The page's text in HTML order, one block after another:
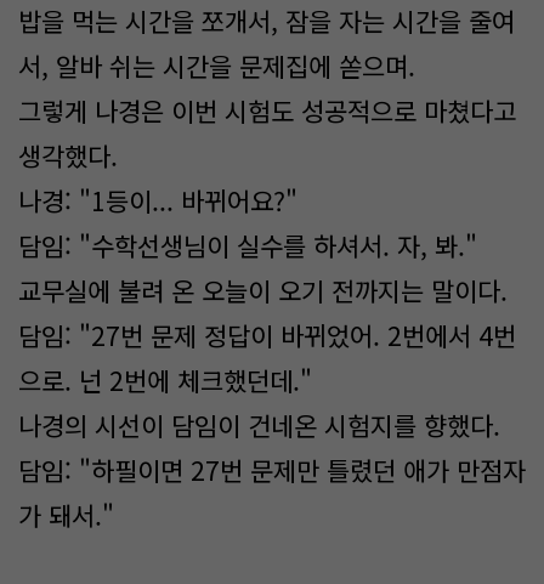
밥을 먹는 시간을 쪼개서, 잠을 자는 시간을 줄여
서, 알바 쉬는 시간을 문제집에 쏟으며.
그렇게 나경은 이번 시험도 성공적으로 마쳤다고
생각했다.
나경: "1등이... 바뀌어요?"
담임: "수학선생님이 실수를 하셔서. 자, 봐."
교무실에 불려 온 오늘이 오기 전까지는 말이다.
담임: "27번 문제 정답이 바뀌었어. 2번에서 4번
으로. 넌 2번에 체크했던데."
나경의 시선이 담임이 건네온 시험지를 향했다.
담임: "하필이면 27번 문제만 틀렸던 애가 만점자
가 돼서."